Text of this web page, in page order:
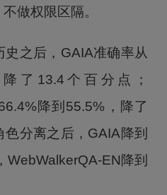
做权限区隔。
之后，GAIA准确率从
了13.4个百分点；
降到55.5%，降了
分离之后，GAIA降到
WebWalkerQA-EN降到